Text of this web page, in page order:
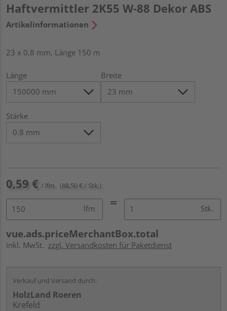
Haftvermittler 2K55 W-88 Dekor ABS
Artikelinformationen
23 x 0,8 mm, Länge 150 m
Länge Breite
Stärke
0,59 € / lfm (88,50 € / Stk.)
lfm Stk.
vue.ads.priceMerchantBox.total
inkl. MwSt. zzgl. Versandkosten für Paketdienst
Verkauf und Versand durch:
HolzLand Roeren
Krefeld